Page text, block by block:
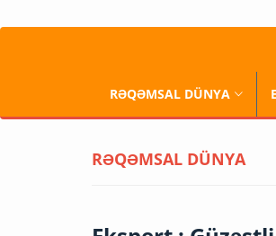
RƏQƏMSAL DÜNYA
RƏQƏMSAL DÜNYA